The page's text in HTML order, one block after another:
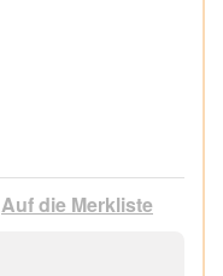
Auf die Merkliste